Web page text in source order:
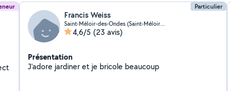
Particulier
Francis Weiss
Saint-Méloir-des-Ondes (Saint-Méloir-des-Ondes)
4,6/5 (23 avis)
Présentation
J'adore jardiner et je bricole beaucoup